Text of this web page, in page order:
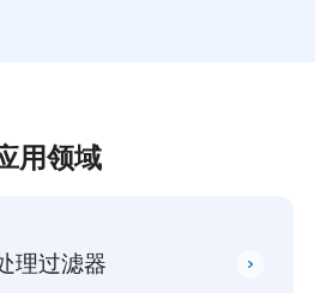
用领域
理过滤器